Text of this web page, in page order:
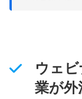
ウェ
業が外